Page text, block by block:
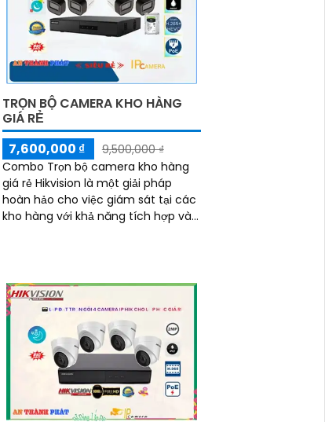
TRỌN BỘ CAMERA KHO HÀNG
GIÁ RẺ
7,600,000 ₫
9,500,000 ₫
Combo Trọn bộ camera kho hàng
giá rẻ Hikvision là một giải pháp
hoàn hảo cho việc giám sát tại các
kho hàng với khả năng tích hợp và